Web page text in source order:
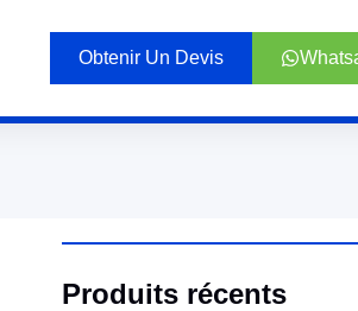
Obtenir Un Devis
Produits récents